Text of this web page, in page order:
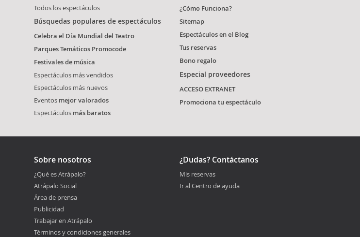
Todos los espectáculos
Búsquedas populares de espectáculos
Celebra el Día Mundial del Teatro
Parques Temáticos Promocode
Festivales de música
Espectáculos más vendidos
Espectáculos más nuevos
Eventos mejor valorados
Espectáculos más baratos
¿Cómo Funciona?
Sitemap
Espectáculos en el Blog
Tus reservas
Bono regalo
Especial proveedores
ACCESO EXTRANET
Promociona tu espectáculo
Sobre nosotros
¿Qué es Atrápalo?
Atrápalo Social
Área de prensa
Publicidad
Trabajar en Atrápalo
Términos y condiciones generales
¿Dudas? Contáctanos
Mis reservas
Ir al Centro de ayuda